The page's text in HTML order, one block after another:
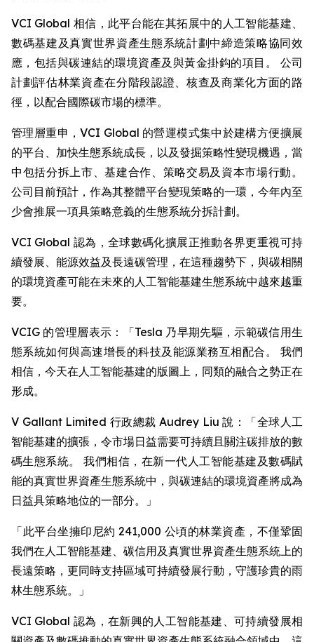
VCI Global 相信，此平台能在其拓展中的人工智能基建、
數碼基建及真實世界資產生態系統計劃中締造策略協同效
應，包括與碳連結的環境資產及與黃金掛鈎的項目。 公司
計劃評估林業資產在分階段認證、核查及商業化方面的路
徑，以配合國際碳市場的標準。
管理層重申，VCI Global 的營運模式集中於建構方便擴展
的平台、加快生態系統成長，以及發掘策略性變現機遇，當
中包括分拆上市、基建合作、策略交易及資本市場行動。
公司目前預計，作為其整體平台變現策略的一環，今年內至
少會推展一項具策略意義的生態系統分拆計劃。
VCI Global 認為，全球數碼化擴展正推動各界更重視可持
續發展、能源效益及長遠碳管理，在這種趨勢下，與碳相關
的環境資產可能在未來的人工智能基建生態系統中越來越重
要。
VCIG 的管理層表示：「Tesla 乃早期先驅，示範碳信用生
態系統如何與高速增長的科技及能源業務互相配合。 我們
相信，今天在人工智能基建的版圖上，同類的融合之勢正在
形成。
V Gallant Limited 行政總裁 Audrey Liu 說：「全球人工
智能基建的擴張，令市場日益需要可持續且關注碳排放的數
碼生態系統。 我們相信，在新一代人工智能基建及數碼賦
能的真實世界資產生態系統中，與碳連結的環境資產將成為
日益具策略地位的一部分。」
「此平台坐擁印尼約 241,000 公頃的林業資產，不僅鞏固
我們在人工智能基建、碳信用及真實世界資產生態系統上的
長遠策略，更同時支持區域可持續發展行動，守護珍貴的雨
林生態系統。」
VCI Global 認為，在新興的人工智能基建、可持續發展相